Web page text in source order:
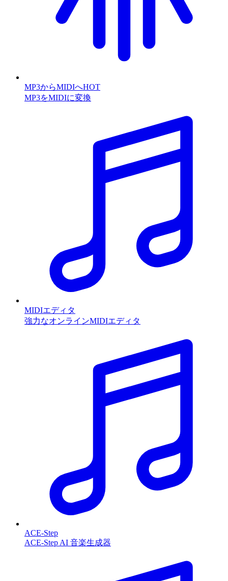
MP3からMIDIへHOT
MP3をMIDIに変換
MIDIエディタ
強力なオンラインMIDIエディタ
ACE-Step
ACE-Step AI 音楽生成器